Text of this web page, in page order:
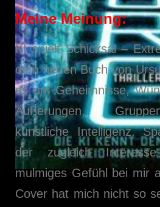
Meine Meinung:
KI spielt Schicksal –
dem neuen Buch von
es um Geheimnisse,
Äußerungen,
künstliche Intelligenz.
der zugleich
mulmiges Gefühl bei mir
Cover hat mich nicht so